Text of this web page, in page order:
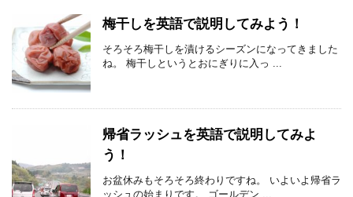
梅干しを英語で説明してみよう！
そろそろ梅干しを漬けるシーズンになってきました
ね。 梅干しというとおにぎりに入っ ...
帰省ラッシュを英語で説明してみよ
う！
お盆休みもそろそろ終わりですね。 いよいよ帰省ラ
ッシュの始まりです。 ゴールデン ...